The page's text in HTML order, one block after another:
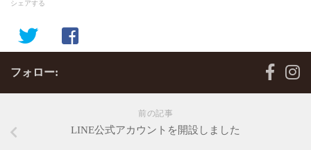
シェアする
フォロー:
前の記事
LINE公式アカウントを開設しました